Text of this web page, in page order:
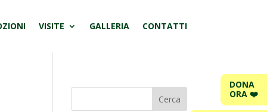
VISITE GALLERIA CONTATTI
Cerca
DONA
ORA ❤️